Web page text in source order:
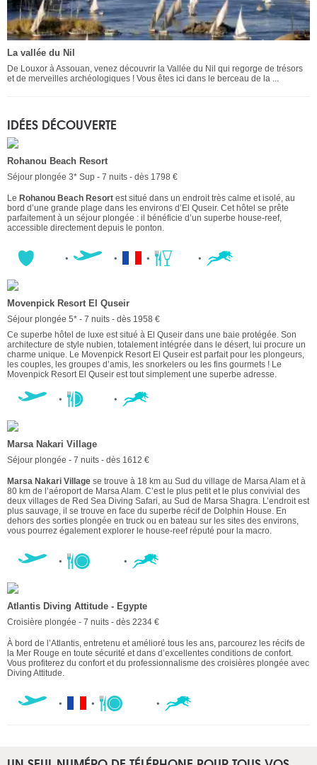
La vallée du Nil
De Louxor à Assouan, venez découvrir la Vallée du Nil qui regorge de trésors
et de merveilles archéologiques ! Vous êtes ici dans le berceau de la ...
IDÉES DÉCOUVERTE
Rohanou Beach Resort
Séjour plongée 3* Sup - 7 nuits - dès 1798 €
Le Rohanou Beach Resort est situé dans un endroit très calme et isolé, au
bord d’une grande plage dans les environs d’El Quseir. Cet hôtel se prête
parfaitement à un séjour plongée : il bénéficie d’un superbe house-reef,
accessible directement depuis le ponton.
Movenpick Resort El Quseir
Séjour plongée 5* - 7 nuits - dès 1958 €
Ce superbe hôtel de luxe est situé à El Quseir dans une baie protégée. Son
architecture de style nubien, totalement intégrée dans le désert, lui procure un
charme unique. Le Movenpick Resort El Quseir est parfait pour les plongeurs,
les couples, les groupes d’amis, les snorkelers ou les fins gourmets ! Le
Movenpick Resort El Quseir est tout simplement une superbe adresse.
Marsa Nakari Village
Séjour plongée - 7 nuits - dès 1612 €
Marsa Nakari Village se trouve à 18 km au Sud du village de Marsa Alam et à
80 km de l’aéroport de Marsa Alam. C’est le plus petit et le plus convivial des
deux villages de Red Sea Diving Safari, au Sud de Marsa Shagra. L’endroit est
plus sauvage, il se trouve en face du superbe récif de Dolphin House. En
dehors des sorties plongée en truck ou en bateau sur les sites des environs,
vous pourrez également explorer le house-reef réputé pour la macro.
Atlantis Diving Attitude - Egypte
Croisière plongée - 7 nuits - dès 2234 €
À bord de l’Atlantis, entretenu et amélioré tous les ans, parcourez les récifs de
la Mer Rouge en toute sécurité et dans d’excellentes conditions de confort.
Vous profiterez du confort et du professionnalisme des croisières plongée avec
Diving Attitude.